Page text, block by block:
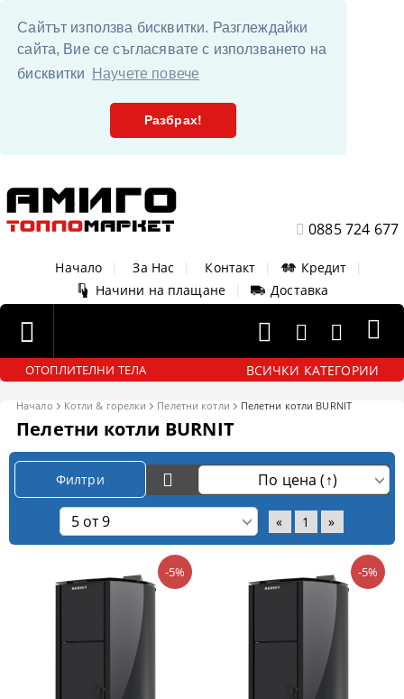
Сайтът използва бисквитки. Разглеждайки
сайта, Вие се съгласявате с използването на
бисквитки
Научете повече
Разбрах!
0885 724 677
Начало За Нас Контакт Кредит
Начини на плащане
Доставка
ОТОПЛИТЕЛНИ ТЕЛА ВСИЧКИ КАТЕГОРИИ
Начало Котли & горелки Пелетни котли Пелетни котли BURNIT
Пелетни котли BURNIT
Филтри
« 1 »
-5% -5%